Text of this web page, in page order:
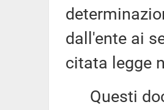
dall'ente ai
citata legge
Questi